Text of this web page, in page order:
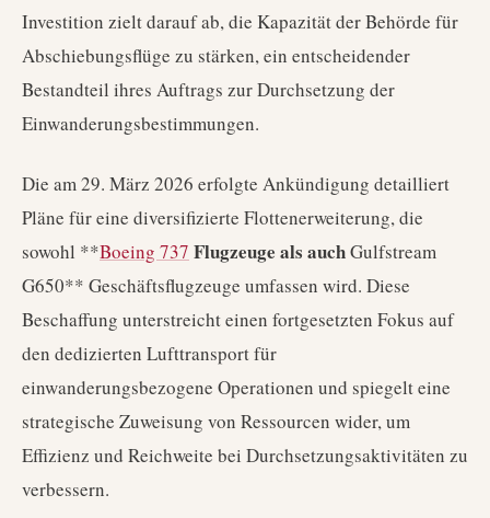
Investition zielt darauf ab, die Kapazität der Behörde für
Abschiebungsflüge zu stärken, ein entscheidender
Bestandteil ihres Auftrags zur Durchsetzung der
Einwanderungsbestimmungen.
Die am 29. März 2026 erfolgte Ankündigung detailliert
Pläne für eine diversifizierte Flottenerweiterung, die
sowohl **Boeing 737 Flugzeuge als auchGulfstream
G650** Geschäftsflugzeuge umfassen wird. Diese
Beschaffung unterstreicht einen fortgesetzten Fokus auf
den dedizierten Lufttransport für
einwanderungsbezogene Operationen und spiegelt eine
strategische Zuweisung von Ressourcen wider, um
Effizienz und Reichweite bei Durchsetzungsaktivitäten zu
verbessern.